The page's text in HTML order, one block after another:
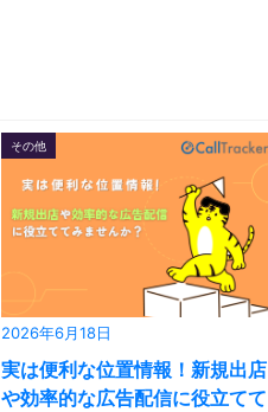
2026年6月18日
その他
実は便利な位置情報！新規出店
や効率的な広告配信に役立てて